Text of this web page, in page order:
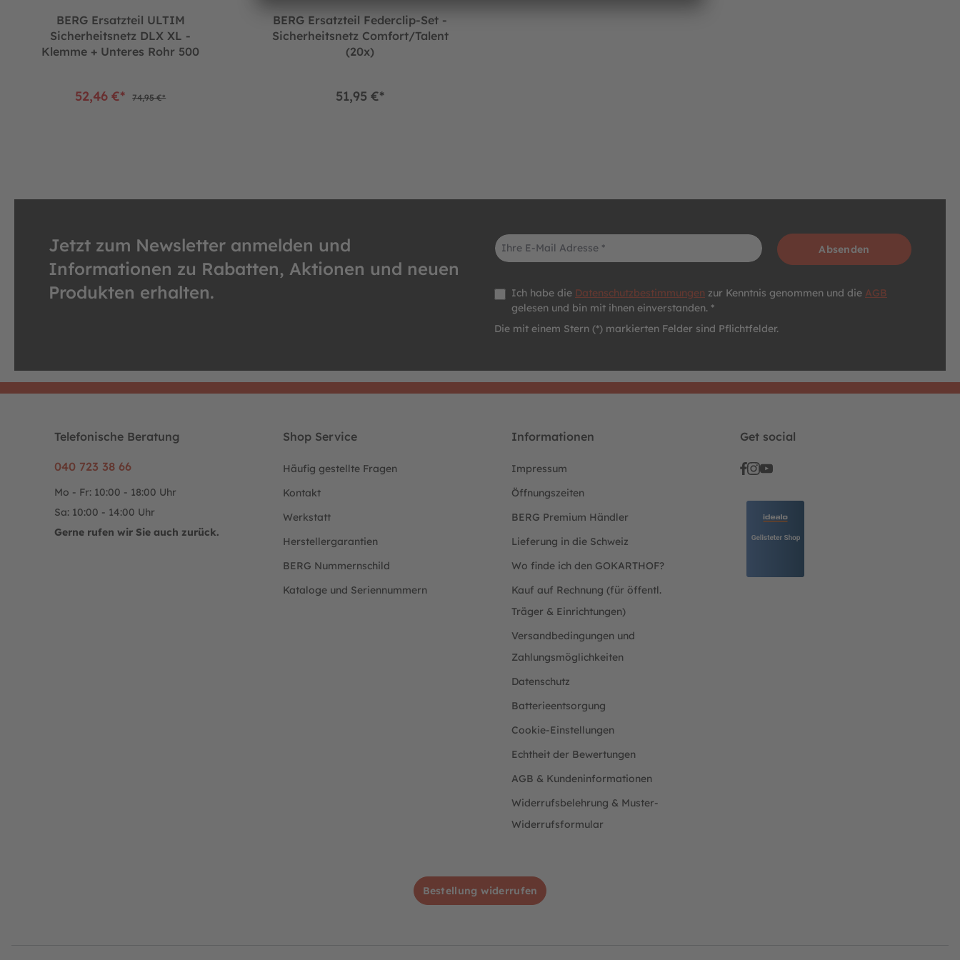
BERG Ersatzteil ULTIM
Sicherheitsnetz DLX XL -
Klemme + Unteres Rohr 500
52,46 €* 74,95 €*
BERG Ersatzteil Federclip-Set -
Sicherheitsnetz Comfort/Talent
(20x)
51,95 €*
Jetzt zum Newsletter anmelden und
Informationen zu Rabatten, Aktionen und neuen
Produkten erhalten.
E-Mail-Adresse*
Absenden
Datenschutz *
Ich habe die Datenschutzbestimmungen zur Kenntnis genommen und die AGB
gelesen und bin mit ihnen einverstanden. *
Die mit einem Stern (*) markierten Felder sind Pflichtfelder.
Telefonische Beratung
040 723 38 66
Mo - Fr: 10:00 - 18:00 Uhr
Sa: 10:00 - 14:00 Uhr
Gerne rufen wir Sie auch zurück.
Shop Service
Häufig gestellte Fragen
Kontakt
Werkstatt
Herstellergarantien
BERG Nummernschild
Kataloge und Seriennummern
Informationen
Impressum
Öffnungszeiten
BERG Premium Händler
Lieferung in die Schweiz
Wo finde ich den GOKARTHOF?
Kauf auf Rechnung (für öffentl.
Träger & Einrichtungen)
Versandbedingungen und
Zahlungsmöglichkeiten
Datenschutz
Batterieentsorgung
Cookie-Einstellungen
Echtheit der Bewertungen
AGB & Kundeninformationen
Widerrufsbelehrung & Muster-
Widerrufsformular
Get social
Bestellung widerrufen